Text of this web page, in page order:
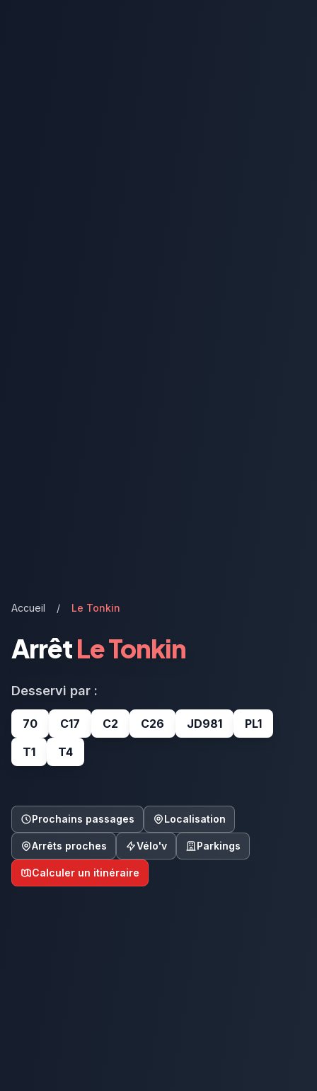
Accueil / Le Tonkin
ArrêtLe Tonkin
Desservi par :
70 C17 C2 C26 JD981
PL1
T1
T4
Prochains passages Localisation
Arrêts proches Vélo'v Parkings
Calculer un itinéraire